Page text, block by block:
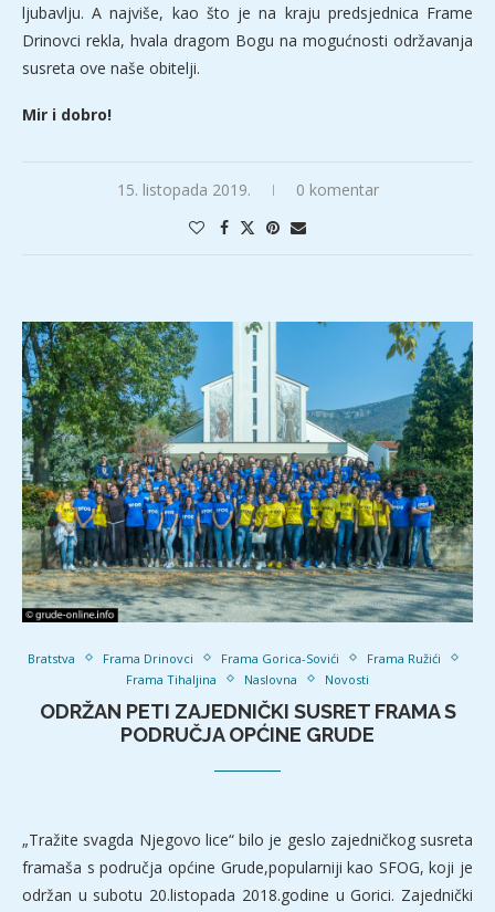
ljubavlju. A najviše, kao što je na kraju predsjednica Frame
Drinovci rekla, hvala dragom Bogu na mogućnosti održavanja
susreta ove naše obitelji.
Mir i dobro!
15. listopada 2019. 0 komentar
Bratstva Frama Drinovci Frama Gorica-Sovići
Frama Ružići
Frama Tihaljina
Naslovna Novosti
ODRŽAN PETI ZAJEDNIČKI SUSRET FRAMA S
PODRUČJA OPĆINE GRUDE
„Tražite svagda Njegovo lice“ bilo je geslo zajedničkog susreta
framaša s područja općine Grude,popularniji kao SFOG, koji je
održan u subotu 20.listopada 2018.godine u Gorici. Zajednički